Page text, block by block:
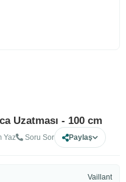
Uzatması - 100 cm
Yaz Soru Sor Paylaş
Vaillant